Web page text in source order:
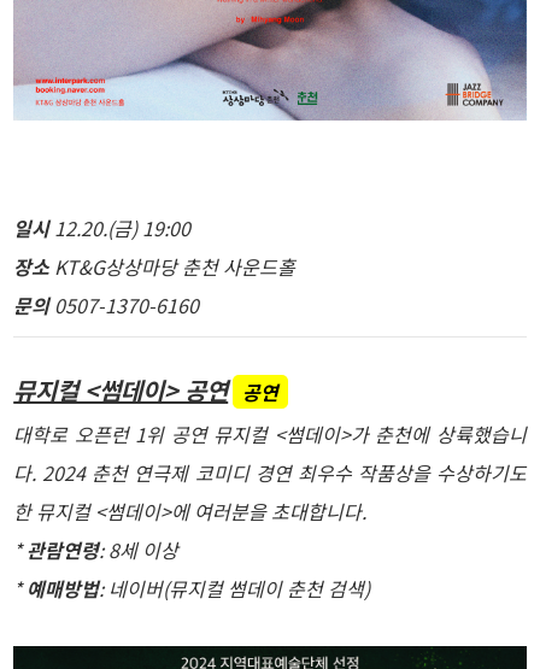
일시12.20.(금) 19:00
장소 KT&G상상마당 춘천 사운드홀
문의0507-1370-6160
뮤지컬 <썸데이> 공연 공연
대학로 오픈런 1위 공연 뮤지컬 <썸데이>가 춘천에 상륙했습니
다. 2024 춘천 연극제 코미디 경연 최우수 작품상을 수상하기도
한 뮤지컬 <썸데이>에 여러분을 초대합니다.
*관람연령: 8세 이상
*예매방법: 네이버(뮤지컬 썸데이 춘천 검색)